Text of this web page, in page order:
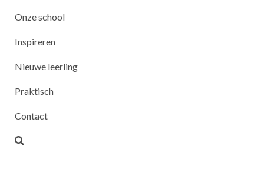
Onze school
Inspireren
Nieuwe leerling
Praktisch
Contact